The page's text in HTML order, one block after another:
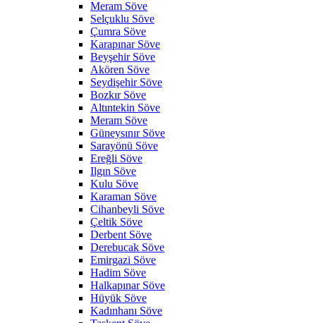
Meram Söve
Selçuklu Söve
Çumra Söve
Karapınar Söve
Beyşehir Söve
Akören Söve
Seydişehir Söve
Bozkır Söve
Altıntekin Söve
Meram Söve
Güneysınır Söve
Sarayönü Söve
Ereğli Söve
Ilgın Söve
Kulu Söve
Karaman Söve
Cihanbeyli Söve
Çeltik Söve
Derbent Söve
Derebucak Söve
Emirgazi Söve
Hadim Söve
Halkapınar Söve
Hüyük Söve
Kadınhanı Söve